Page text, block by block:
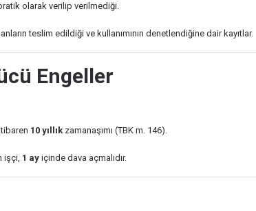
olarak verilip verilmediği.
teslim edildiği ve kullanımının denetlendiğine dair kayıtlar.
Engeller
10 yıllık zamanaşımı (TBK m. 146).
işçi, 1 ay içinde dava açmalıdır.